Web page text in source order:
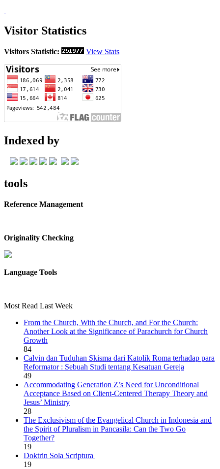
Visitor Statistics
Visitors Statistic: View Stats
Indexed by
tools
Reference Management
Originality Checking
Language Tools
Most Read Last Week
From the Church, With the Church, and For the Church:
Another Look at the Significance of Parachurch for Church
Growth
84
Calvin dan Tuduhan Skisma dari Katolik Roma terhadap para
Reformator : Sebuah Studi tentang Kesatuan Gereja
49
Accommodating Generation Z’s Need for Unconditional
Acceptance Based on Client-Centered Therapy Theory and
Jesus’ Ministry
28
The Exclusivism of the Evangelical Church in Indonesia and
the Spirit of Pluralism in Pancasila: Can the Two Go
Together?
19
Doktrin Sola Scriptura
19